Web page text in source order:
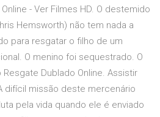
- Ver Filmes HD. O destemido
Hemsworth) não tem nada a
para resgatar o filho de um
O menino foi sequestrado. O
Dublado Online. Assistir
difícil missão deste mercenário
pela vida quando ele é enviado